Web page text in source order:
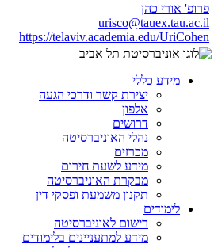
פרופ' אורי כהן
urisco@tauex.tau.ac.il
https://telaviv.academia.edu/UriCohen
מידע כללי
יצירת קשר ודרכי הגעה
אלפון
דרושים
נהלי האוניברסיטה
מכרזים
מידע לשעת חירום
מבקרת האוניברסיטה
תקנון משמעת ופסקי דין
לימודים
רישום לאוניברסיטה
מידע למתעניינים בלימודים